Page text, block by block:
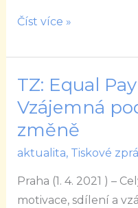
Číst více »
TZ: Equal
Vzájemná
změně
aktualita, Tiskové
Praha (1. 4. 2021 ) –
motivace, sdílení a
TZ:
Equal
Day
2021:
Vzájemná
podpora